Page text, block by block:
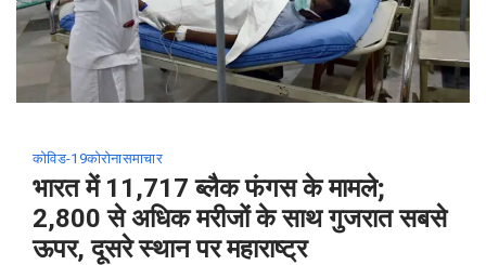
होगी
ओपीडी
सेवा
कोविड-19कोरोनासमाचार
भारत में 11,717 ब्लैक फंगस के मामले;
2,800 से अधिक मरीजों के साथ गुजरात सबसे
ऊपर, दूसरे स्थान पर महाराष्ट्र